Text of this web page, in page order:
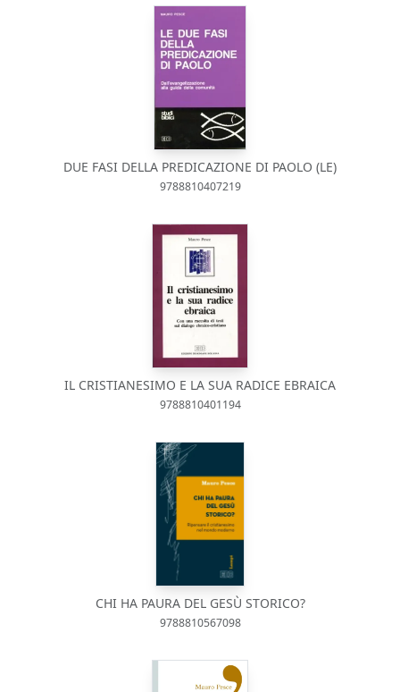
DUE FASI DELLA PREDICAZIONE DI PAOLO (LE)
9788810407219
IL CRISTIANESIMO E LA SUA RADICE EBRAICA
9788810401194
CHI HA PAURA DEL GESÙ STORICO?
9788810567098